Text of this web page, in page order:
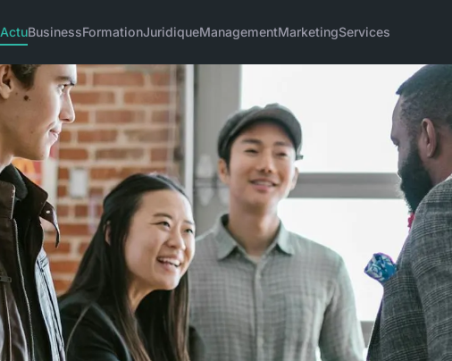
ActuBusinessFormationJuridiqueManagementMarketingServices